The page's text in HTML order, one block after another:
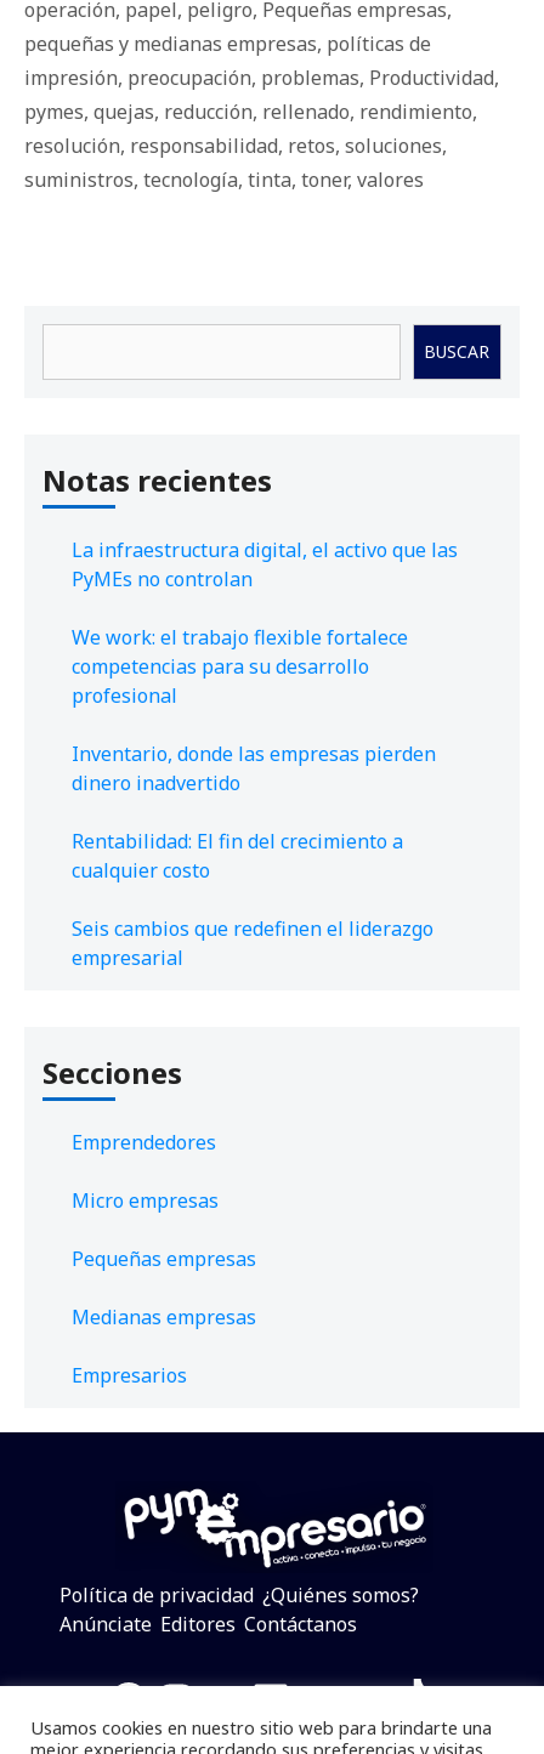
operación, papel, peligro, Pequeñas empresas,
pequeñas y medianas empresas, políticas de
impresión, preocupación, problemas, Productividad,
pymes, quejas, reducción, rellenado, rendimiento,
resolución, responsabilidad, retos, soluciones,
suministros, tecnología, tinta, toner, valores
BUSCAR
Notas recientes
La infraestructura digital, el activo que las
PyMEs no controlan
We work: el trabajo flexible fortalece
competencias para su desarrollo
profesional
Inventario, donde las empresas pierden
dinero inadvertido
Rentabilidad: El fin del crecimiento a
cualquier costo
Seis cambios que redefinen el liderazgo
empresarial
Secciones
Emprendedores
Micro empresas
Pequeñas empresas
Medianas empresas
Empresarios
Política de privacidad ¿Quiénes somos?
Anúnciate Editores Contáctanos
Facebook
Instagram
Twitter
LinkedIn
Telegram
YouTube
TikTok
Usamos cookies en nuestro sitio web para brindarte una
mejor experiencia recordando sus preferencias y visitas